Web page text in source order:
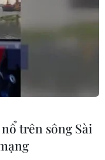
trên sông Sài